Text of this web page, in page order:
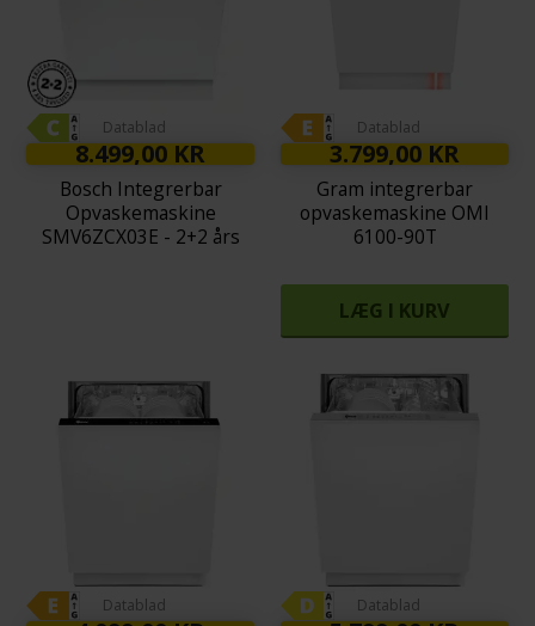
Datablad
8.499,00 KR
Bosch Integrerbar
Opvaskemaskine
SMV6ZCX03E - 2+2 års
Datablad
3.799,00 KR
Gram integrerbar
opvaskemaskine OMI
6100-90T
LÆG I KURV
Datablad Datablad